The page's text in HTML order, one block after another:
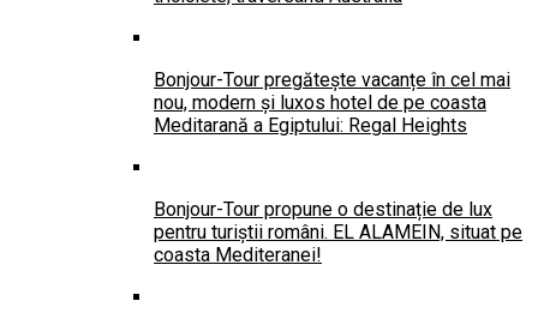
Bonjour-Tour pregătește vacanțe în cel mai
nou, modern și luxos hotel de pe coasta
Meditarană a Egiptului: Regal Heights
Bonjour-Tour propune o destinație de lux
pentru turiștii români. EL ALAMEIN, situat pe
coasta Mediteranei!